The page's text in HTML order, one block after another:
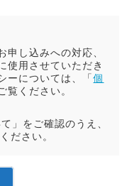
申し込みへの対応、
使用させていただき
ーについては、「個
覧ください。
」をご確認のうえ、
ださい。